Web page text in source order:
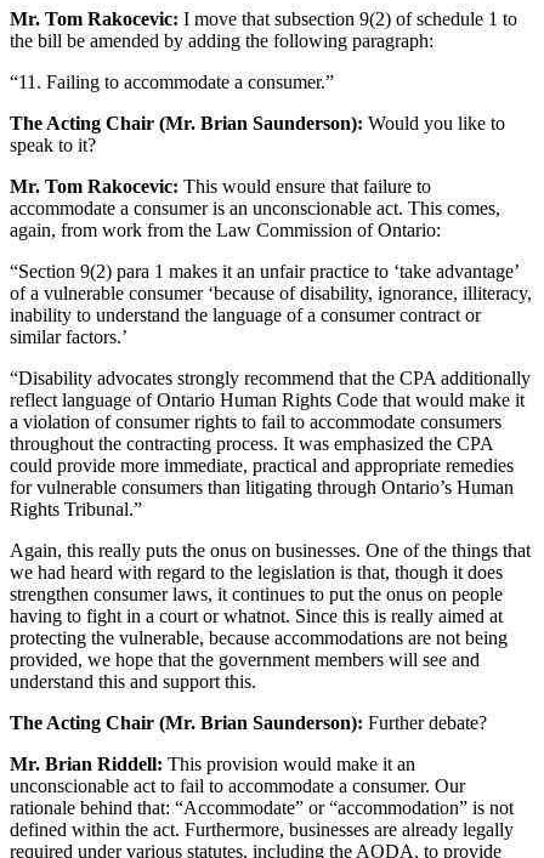
Mr. Tom Rakocevic: I move that subsection 9(2) of schedule 1 to
the bill be amended by adding the following paragraph:
“11. Failing to accommodate a consumer.”
The Acting Chair (Mr. Brian Saunderson): Would you like to
speak to it?
Mr. Tom Rakocevic: This would ensure that failure to
accommodate a consumer is an unconscionable act. This comes,
again, from work from the Law Commission of Ontario:
“Section 9(2) para 1 makes it an unfair practice to ‘take advantage’
of a vulnerable consumer ‘because of disability, ignorance, illiteracy,
inability to understand the language of a consumer contract or
similar factors.’
“Disability advocates strongly recommend that the CPA additionally
reflect language of Ontario Human Rights Code that would make it
a violation of consumer rights to fail to accommodate consumers
throughout the contracting process. It was emphasized the CPA
could provide more immediate, practical and appropriate remedies
for vulnerable consumers than litigating through Ontario’s Human
Rights Tribunal.”
Again, this really puts the onus on businesses. One of the things that
we had heard with regard to the legislation is that, though it does
strengthen consumer laws, it continues to put the onus on people
having to fight in a court or whatnot. Since this is really aimed at
protecting the vulnerable, because accommodations are not being
provided, we hope that the government members will see and
understand this and support this.
The Acting Chair (Mr. Brian Saunderson): Further debate?
Mr. Brian Riddell: This provision would make it an
unconscionable act to fail to accommodate a consumer. Our
rationale behind that: “Accommodate” or “accommodation” is not
defined within the act. Furthermore, businesses are already legally
required under various statutes, including the AODA, to provide